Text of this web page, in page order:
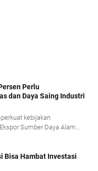
Perlu
dan Daya Saing Industri
kebijakan
Sumber Daya Alam
dinilai perlu
Bisa Hambat Investasi